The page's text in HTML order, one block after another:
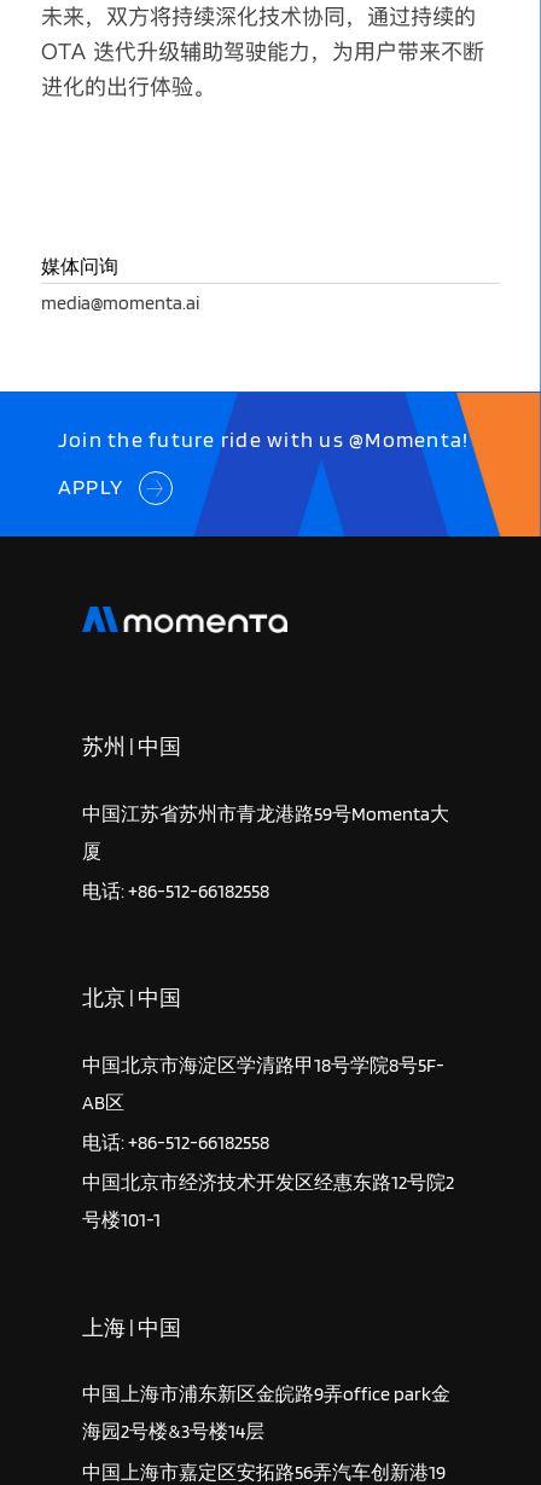
未来，双方将持续深化技术协同，通过持续的
OTA 迭代升级辅助驾驶能力，为用户带来不断
进化的出行体验。
媒体问询
media@momenta.ai
Join the future ride with us @Momenta!
APPLY
苏州 | 中国
中国江苏省苏州市青龙港路59号Momenta大
厦
电话: +86-512-66182558
北京 | 中国
中国北京市海淀区学清路甲18号学院8号5F-
AB区
电话: +86-512-66182558
中国北京市经济技术开发区经惠东路12号院2
号楼101-1
上海 | 中国
中国上海市浦东新区金皖路9弄office park金
海园2号楼&3号楼14层
中国上海市嘉定区安拓路56弄汽车创新港19